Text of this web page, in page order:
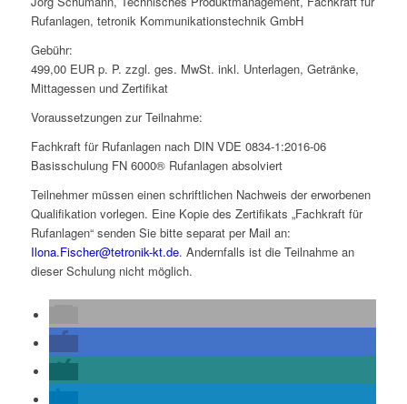
Rufanlagen, tetronik Kommunikationstechnik GmbH
Gebühr:
499,00 EUR p. P. zzgl. ges. MwSt. inkl. Unterlagen, Getränke,
Mittagessen und Zertifikat
Voraussetzungen zur Teilnahme:
Fachkraft für Rufanlagen nach DIN VDE 0834-1:2016-06
Basisschulung FN 6000® Rufanlagen absolviert
Teilnehmer müssen einen schriftlichen Nachweis der erworbenen
Qualifikation vorlegen. Eine Kopie des Zertifikats „Fachkraft für
Rufanlagen“ senden Sie bitte separat per Mail an:
Ilona.Fischer@tetronik-kt.de. Andernfalls ist die Teilnahme an
dieser Schulung nicht möglich.